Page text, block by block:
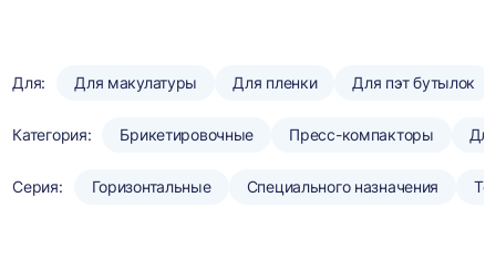
Для: Для макулатуры Для пленки Для пэт бутылок
Категория: Брикетировочные Пресс-компакторы
Серия: Горизонтальные Специального назначения